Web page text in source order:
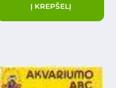
Į KREPŠELĮ